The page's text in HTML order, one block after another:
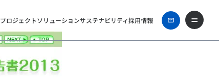
プロジェクトソリューションサステナビリティ採用情報